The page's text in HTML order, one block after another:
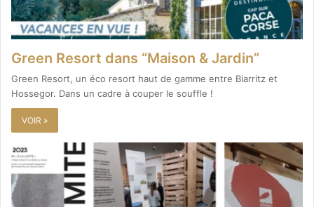
Green Resort dans “Maison & Jardin”
Green Resort, un éco resort haut de gamme entre Biarritz et
Hossegor. Dans un cadre à couper le souffle !
VOIR »